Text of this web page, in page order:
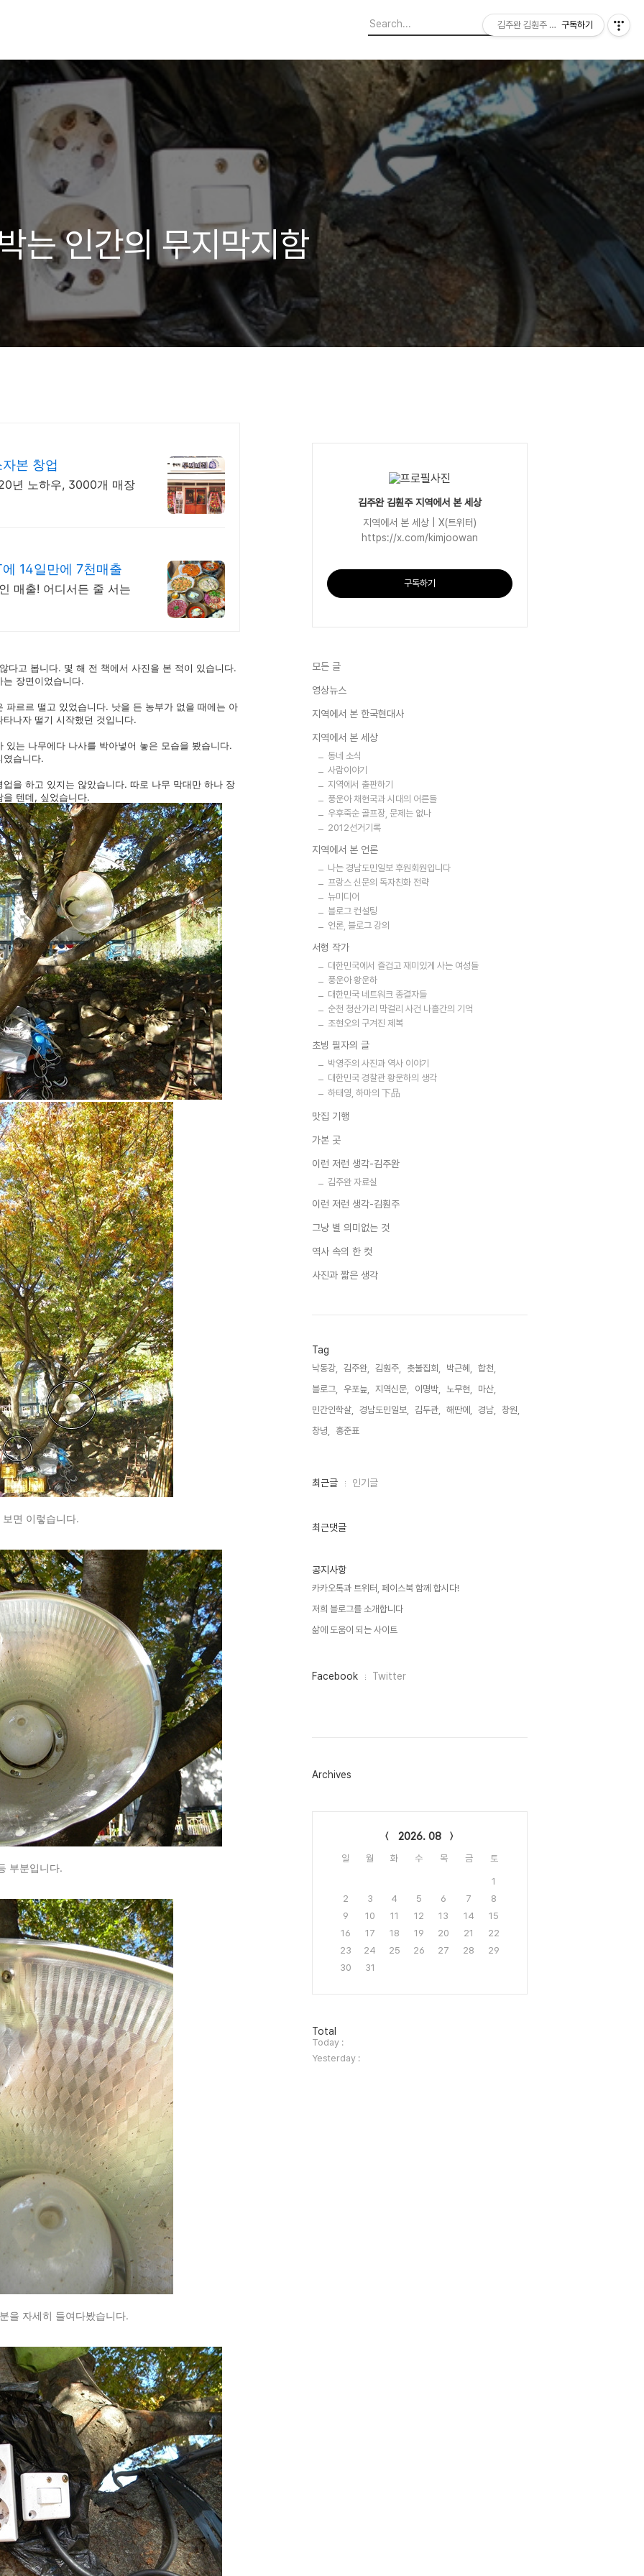
는 인간의 무지막지함
본 창업
년 노하우, 3000개 매장
14일만에 7천매출
매출! 어디서든 줄 서는
다고 봅니다. 몇 해 전 책에서 사진을 본 적이 있습니다.
장면이었습니다.
파르르 떨고 있었습니다. 낫을 든 농부가 없을 때에는 아
나자 떨기 시작했던 것입니다.
는 나무에다 나사를 박아넣어 놓은 모습을 봤습니다.
였습니다.
을 하고 있지는 않았습니다. 따로 나무 막대만 하나 장
텐데, 싶었습니다.
보면 이렇습니다.
부분입니다.
을 자세히 들여다봤습니다.
김주완 김훤주 지역에서 본 세상
지역에서 본 세상 | X(트위터)
https://x.com/kimjoowan
구독하기
모든 글
영상뉴스
지역에서 본 한국현대사
지역에서 본 세상
동네 소식
사람이야기
지역에서 출판하기
풍운아 채현국과 시대의 어른들
우후죽순 골프장, 문제는 없나
2012선거기록
지역에서 본 언론
나는 경남도민일보 후원회원입니다
프랑스 신문의 독자친화 전략
뉴미디어
블로그 컨설팅
언론, 블로그 강의
서형 작가
대한민국에서 즐겁고 재미있게 사는 여성들
풍운아 황운하
대한민국 네트워크 종결자들
순천 청산가리 막걸리 사건 나흘간의 기억
조현오의 구겨진 제복
초빙 필자의 글
박영주의 사진과 역사 이야기
대한민국 경찰관 황운하의 생각
하태영, 하마의 下品
맛집 기행
가본 곳
이런 저런 생각-김주완
김주완 자료실
이런 저런 생각-김훤주
그냥 별 의미없는 것
역사 속의 한 컷
사진과 짧은 생각
Tag
낙동강, 김주완, 김훤주, 촛불집회, 박근혜,
합천,
블로그,
우포늪, 지역신문, 이명박, 노무현,
마산,
민간인학살,
경남도민일보, 김두관, 해딴에, 경남,
창원,
창녕,
홍준표,
최
인
최근글 인기글
최근댓글
공지사항
카카오톡과 트위터, 페이스북 함께 합시다!
저희 블로그를 소개합니다
삶에 도움이 되는 사이트
페
그
Facebook Twitter
Archives
2026. 08
일 월 화 수 목 금 토
1
2
3 4 5 6 7
8
9
10 11 12 13 14
15
16
17 18 19 20 21
22
23
24 25 26 27 28
29
30
31
방
문
자
수
Total
Today :
Yesterday :
김주완 김훤주 지역에서 본 세상
구독하기